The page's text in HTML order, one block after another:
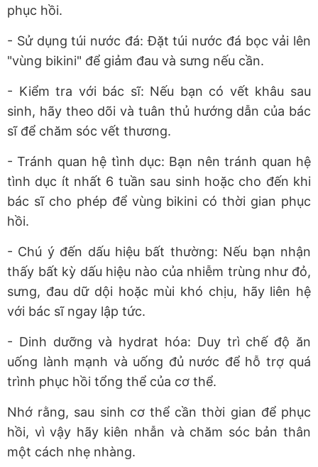
phục hồi.
- Sử dụng túi nước đá: Đặt túi nước đá bọc vải lên
"vùng bikini" để giảm đau và sưng nếu cần.
- Kiểm tra với bác sĩ: Nếu bạn có vết khâu sau
sinh, hãy theo dõi và tuân thủ hướng dẫn của bác
sĩ để chăm sóc vết thương.
- Tránh quan hệ tình dục: Bạn nên tránh quan hệ
tình dục ít nhất 6 tuần sau sinh hoặc cho đến khi
bác sĩ cho phép để vùng bikini có thời gian phục
hồi.
- Chú ý đến dấu hiệu bất thường: Nếu bạn nhận
thấy bất kỳ dấu hiệu nào của nhiễm trùng như đỏ,
sưng, đau dữ dội hoặc mùi khó chịu, hãy liên hệ
với bác sĩ ngay lập tức.
- Dinh dưỡng và hydrat hóa: Duy trì chế độ ăn
uống lành mạnh và uống đủ nước để hỗ trợ quá
trình phục hồi tổng thể của cơ thể.
Nhớ rằng, sau sinh cơ thể cần thời gian để phục
hồi, vì vậy hãy kiên nhẫn và chăm sóc bản thân
một cách nhẹ nhàng.